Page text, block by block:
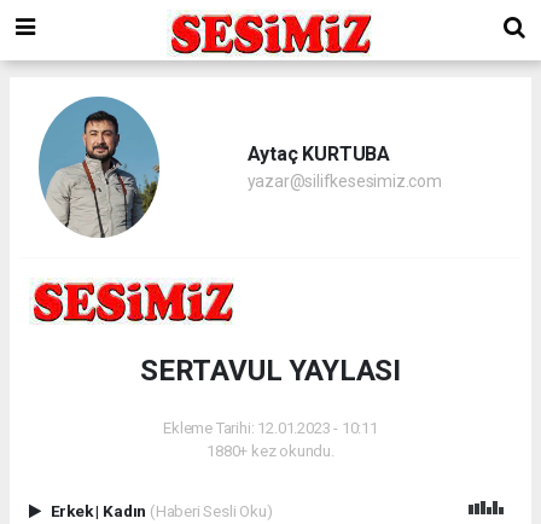
Aytaç KURTUBA
yazar@silifkesesimiz.com
SERTAVUL YAYLASI
Ekleme Tarihi: 12.01.2023 - 10:11
1880+ kez okundu.
Erkek| Kadın (Haberi Sesli Oku)